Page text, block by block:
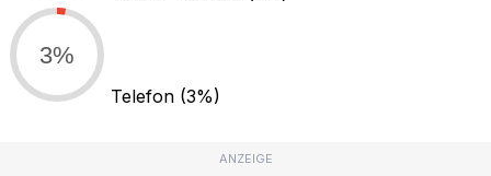
3%
Telefon (3%)
ANZEIGE